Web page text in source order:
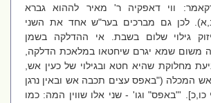
ווי דאפקיה ר' מאיר לההוא גברא
לכן גם מברכים בער"ש אחד את השני
גילוי שלום בשבת. אי ההדלקה בשמן
משום שמא יגרם שיחטאו במלאכת הדלקה,
מחלוקת שהיא חטא ובגילוי של כעין אש,
המכלה ("באפס עצים תכבה אש ובאין נרגן
'"באפס" וגו' - שני אלו שווין המה: כמו